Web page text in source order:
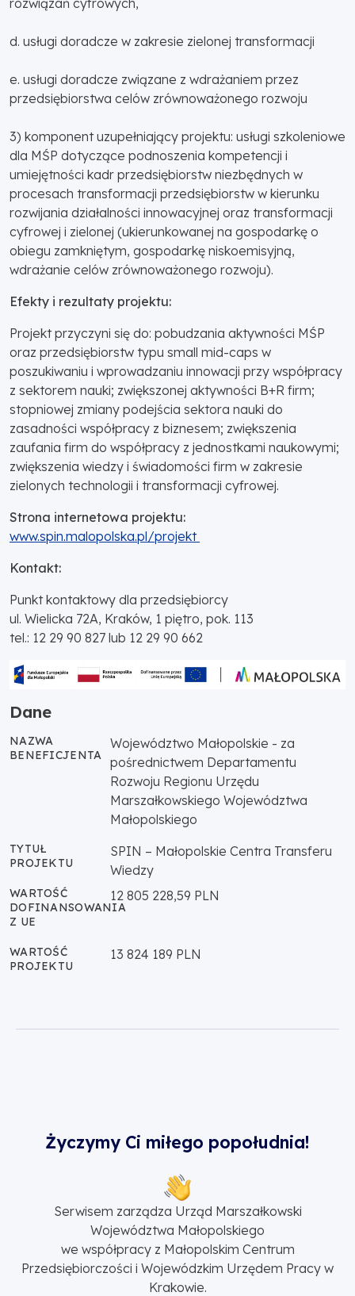
rozwiązań cyfrowych,
d. usługi doradcze w zakresie zielonej transformacji
e. usługi doradcze związane z wdrażaniem przez
przedsiębiorstwa celów zrównoważonego rozwoju
3) komponent uzupełniający projektu: usługi szkoleniowe
dla MŚP dotyczące podnoszenia kompetencji i
umiejętności kadr przedsiębiorstw niezbędnych w
procesach transformacji przedsiębiorstw w kierunku
rozwijania działalności innowacyjnej oraz transformacji
cyfrowej i zielonej (ukierunkowanej na gospodarkę o
obiegu zamkniętym, gospodarkę niskoemisyjną,
wdrażanie celów zrównoważonego rozwoju).
Efekty i rezultaty projektu:
Projekt przyczyni się do: pobudzania aktywności MŚP
oraz przedsiębiorstw typu small mid-caps w
poszukiwaniu i wprowadzaniu innowacji przy współpracy
z sektorem nauki; zwiększonej aktywności B+R firm;
stopniowej zmiany podejścia sektora nauki do
zasadności współpracy z biznesem; zwiększenia
zaufania firm do współpracy z jednostkami naukowymi;
zwiększenia wiedzy i świadomości firm w zakresie
zielonych technologii i transformacji cyfrowej.
Strona internetowa projektu:
www.spin.malopolska.pl/projekt
Kontakt:
Punkt kontaktowy dla przedsiębiorcy
ul. Wielicka 72A, Kraków, 1 piętro, pok. 113
tel.: 12 29 90 827 lub 12 29 90 662
Dane
NAZWA
BENEFICJENTA
Województwo Małopolskie - za
pośrednictwem Departamentu
Rozwoju Regionu Urzędu
Marszałkowskiego Województwa
Małopolskiego
TYTUŁ
PROJEKTU
SPIN – Małopolskie Centra Transferu
Wiedzy
WARTOŚĆ
DOFINANSOWANIA
Z UE
12 805 228,59 PLN
WARTOŚĆ
PROJEKTU
13 824 189 PLN
Życzymy Ci miłego popołudnia!
Serwisem zarządza Urząd Marszałkowski
Województwa Małopolskiego
we współpracy z Małopolskim Centrum
Przedsiębiorczości i Wojewódzkim Urzędem Pracy w
Krakowie.